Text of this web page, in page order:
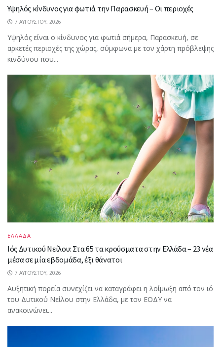
Υψηλός κίνδυνος για φωτιά την Παρασκευή – Οι περιοχές
7 ΑΥΓΟΎΣΤΟΥ, 2026
Υψηλός είναι ο κίνδυνος για φωτιά σήμερα, Παρασκευή, σε
αρκετές περιοχές της χώρας, σύμφωνα με τον χάρτη πρόβλεψης
κινδύνου που...
ΕΛΛΑΔΑ
Ιός Δυτικού Νείλου: Στα 65 τα κρούσματα στην Ελλάδα – 23 νέα
μέσα σε μία εβδομάδα, έξι θάνατοι
7 ΑΥΓΟΎΣΤΟΥ, 2026
Αυξητική πορεία συνεχίζει να καταγράφει η λοίμωξη από τον ιό
του Δυτικού Νείλου στην Ελλάδα, με τον ΕΟΔΥ να
ανακοινώνει...